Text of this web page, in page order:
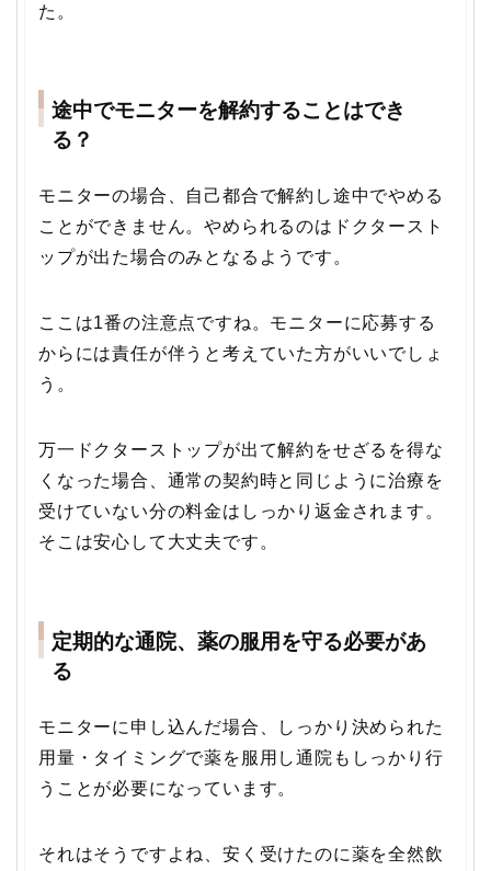
た。
途中でモニターを解約することはでき
る？
モニターの場合、自己都合で解約し途中でやめる
ことができません。やめられるのはドクタースト
ップが出た場合のみとなるようです。
ここは1番の注意点ですね。モニターに応募する
からには責任が伴うと考えていた方がいいでしょ
う。
万一ドクターストップが出て解約をせざるを得な
くなった場合、通常の契約時と同じように治療を
受けていない分の料金はしっかり返金されます。
そこは安心して大丈夫です。
定期的な通院、薬の服用を守る必要があ
る
モニターに申し込んだ場合、しっかり決められた
用量・タイミングで薬を服用し通院もしっかり行
うことが必要になっています。
それはそうですよね、安く受けたのに薬を全然飲